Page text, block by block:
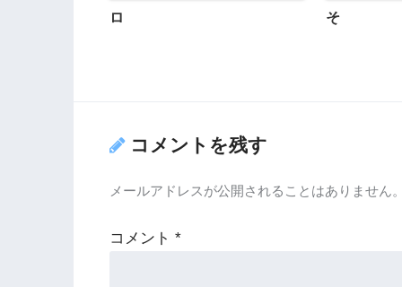
ロ そ
コメントを残す
メールアドレスが公開されることはありません
コメント *